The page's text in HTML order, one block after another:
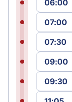
06:00
07:00
07:30
09:00
09:30